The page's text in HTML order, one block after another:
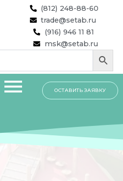
(812) 248-88-60
trade@setab.ru
(916) 946 11 81
msk@setab.ru
ОСТАВИТЬ ЗАЯВКУ